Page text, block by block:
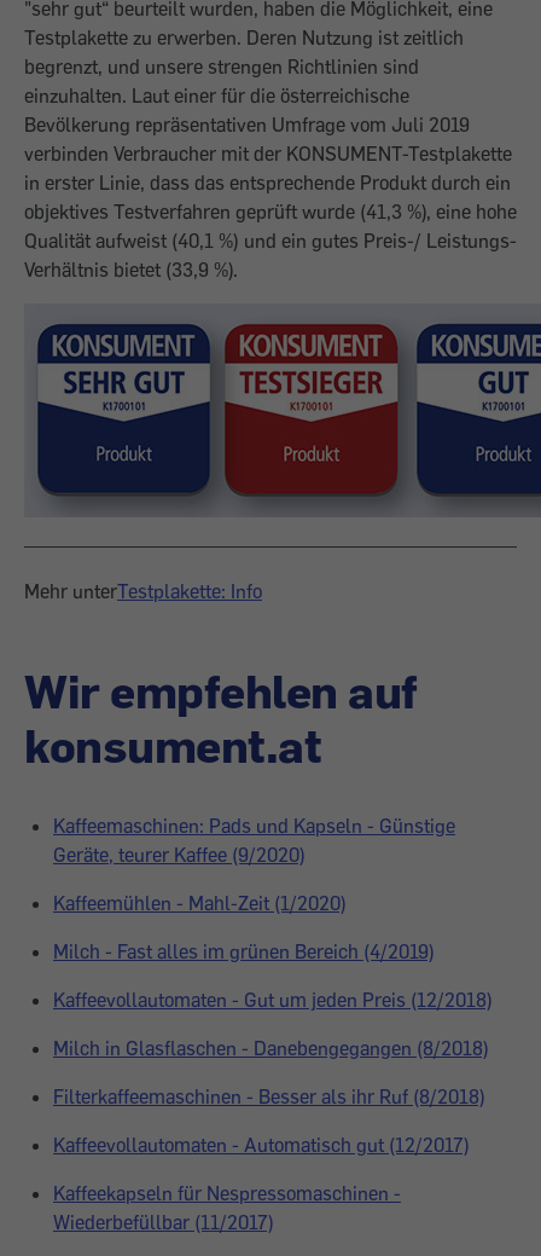
"sehr gut“ beurteilt wurden, haben die Möglichkeit, eine
Testplakette zu erwerben. Deren Nutzung ist zeitlich
begrenzt, und unsere strengen Richtlinien sind
einzuhalten. Laut einer für die österreichische
Bevölkerung repräsentativen Umfrage vom Juli 2019
verbinden Verbraucher mit der KONSUMENT-Testplakette
in erster Linie, dass das entsprechende Produkt durch ein
objektives Testverfahren geprüft wurde (41,3 %), eine hohe
Qualität aufweist (40,1 %) und ein gutes Preis-/ Leistungs-
Verhältnis bietet (33,9 %).
Mehr unterTestplakette: Info
Wir empfehlen auf
konsument.at
Kaffeemaschinen: Pads und Kapseln - Günstige
Geräte, teurer Kaffee (9/2020)
Kaffeemühlen - Mahl-Zeit (1/2020)
Milch - Fast alles im grünen Bereich (4/2019)
Kaffeevollautomaten - Gut um jeden Preis (12/2018)
Milch in Glasflaschen - Danebengegangen (8/2018)
Filterkaffeemaschinen - Besser als ihr Ruf (8/2018)
Kaffeevollautomaten - Automatisch gut (12/2017)
Kaffeekapseln für Nespressomaschinen -
Wiederbefüllbar (11/2017)